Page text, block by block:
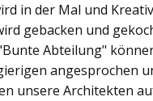
in der Mal und
gebacken und
Abteilung"
angesprochen
unsere Architekten